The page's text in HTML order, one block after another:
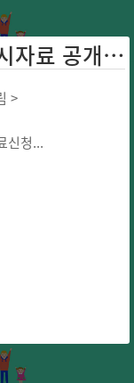
2024 퇴원손상통계」 및 원시자료 공개 ...
>
신청...